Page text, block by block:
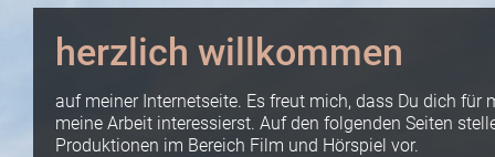
herzlich willkommen
auf meiner Internetseite. Es freut mich, dass Du dich für
meine Arbeit interessierst. Auf den folgenden Seiten
Produktionen im Bereich Film und Hörspiel vor.